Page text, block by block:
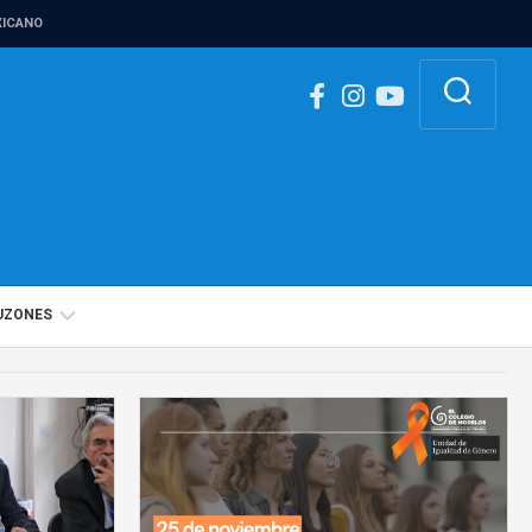
IGUALDAD
BUZÓN